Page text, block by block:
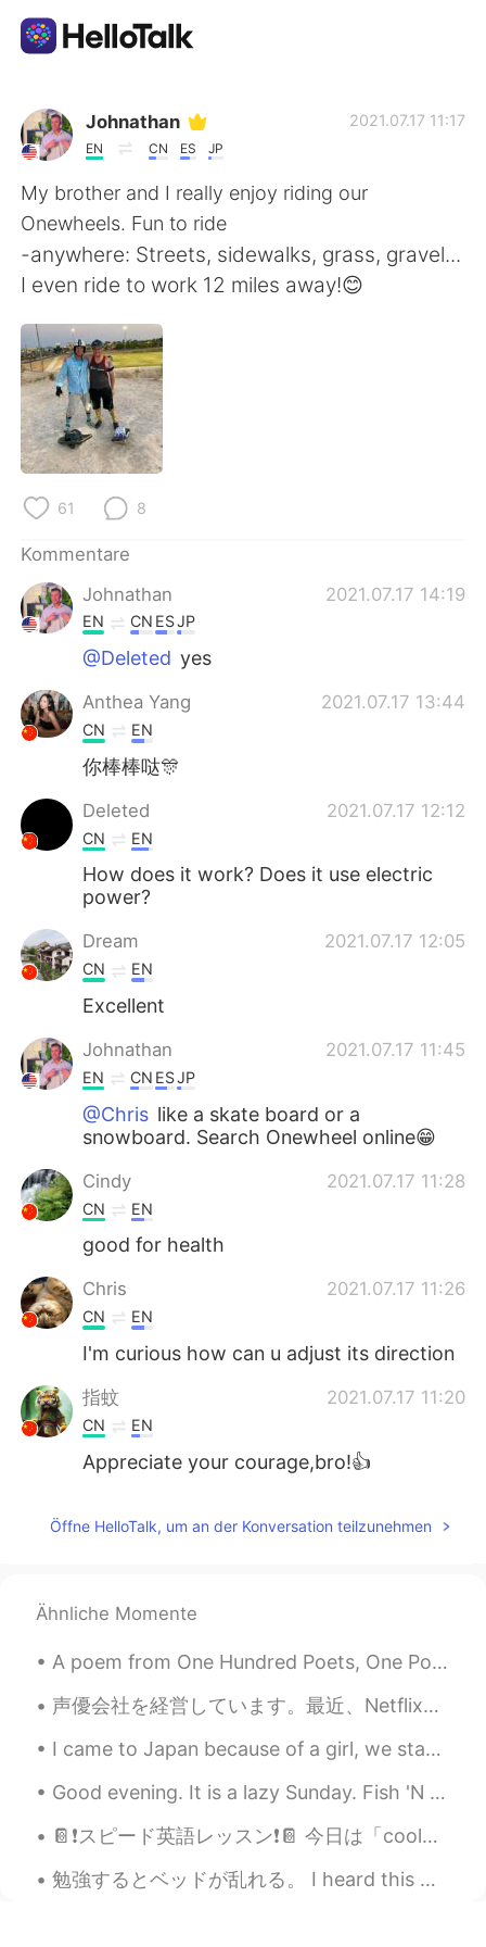
Sprachaustausch-App
AI Grammar Checker
Deutsch
English
繁體中文
العربية
Русский
Indonesia
Türkçe Tiếng Việt
Português
Johnathan
EN CN ES JP
2021.07.17 11:17
My brother and I really enjoy riding our
Onewheels. Fun to ride
-anywhere: Streets, sidewalks, grass, gravel...
I even ride to work 12 miles away!😊
61 8
Kommentare
Johnathan
2021.07.17 14:19
EN CN ESJP
@Deleted yes
Anthea Yang 2021.07.17 13:44
CN EN
你棒棒哒🎊
Deleted 2021.07.17 12:12
CN EN
How does it work? Does it use electric
power?
Dream 2021.07.17 12:05
CN EN
Excellent
Johnathan 2021.07.17 11:45
EN CN ESJP
@Chris like a skate board or a
snowboard. Search Onewheel online😁
Cindy 2021.07.17 11:28
CN EN
good for health
Chris 2021.07.17 11:26
CN EN
I'm curious how can u adjust its direction
指蚊 2021.07.17 11:20
CN EN
Appreciate your courage,bro!👍
Öffne HelloTalk, um an der Konversation teilzunehmen
Ähnliche Momente
A poem from One Hundred Poets, One Poem Each (Hyakunin isshu, 百人一首) by Fujiwara no Teika. Transl...
声優会社を経営しています。最近、Netflixと取引しました。これで念願の チャリティーが始められます。しかし、国は非協力的です。チャリティー を始めるのは難しく、弁護士さえ私と話したがらないで...
I came to Japan because of a girl, we started talking in August just after my birthday, she was l...
Good evening. It is a lazy Sunday. Fish 'N chips and endless legends for me. Fish, strategy and w...
📔❗️スピード英語レッスン❗️📔 今日は「cool」を英単語を勉強しましょう。 Coolは「すごい、やばい」という意味ですけど、いろいろ用途もあります。みんながこの言葉を毎日使います。実際に...
勉強するとベッドが乱れる。 I heard this was a popular book to use to study for the JLPT N5. I just started to...